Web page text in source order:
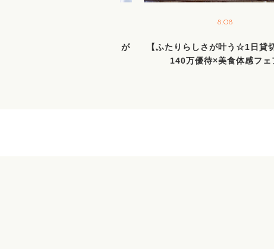
万優待】憧れ＆おもてなしが
8.08
【ふたりらしさが叶う☆1日貸
140万優待×美食体感フェ